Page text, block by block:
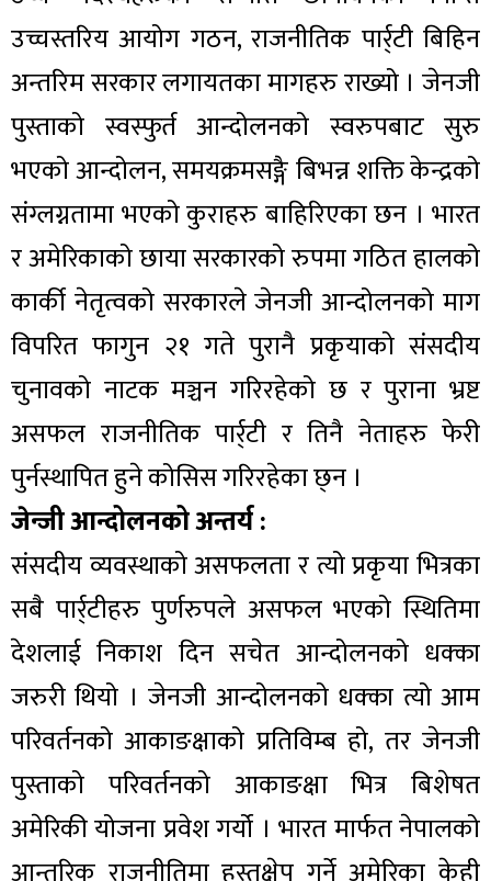
उच्चस्तरिय आयोग गठन, राजनीतिक पार्र्टी बिहिन
अन्तरिम सरकार लगायतका मागहरु राख्यो । जेनजी
पुस्ताको स्वस्फुर्त आन्दोलनको स्वरुपबाट सुरु
भएको आन्दोलन, समयक्रमसङ्गै बिभन्न शक्ति केन्द्रको
संग्लग्नतामा भएको कुराहरु बाहिरिएका छन । भारत
र अमेरिकाको छाया सरकारको रुपमा गठित हालको
कार्की नेतृत्वको सरकारले जेनजी आन्दोलनको माग
विपरित फागुन २१ गते पुरानै प्रकृयाको संसदीय
चुनावको नाटक मञ्चन गरिरहेको छ र पुराना भ्रष्ट
असफल राजनीतिक पार्र्टी र तिनै नेताहरु फेरी
पुर्नस्थापित हुने कोसिस गरिरहेका छ्न ।
जेन्जी आन्दोलनको अन्तर्य :
संसदीय व्यवस्थाको असफलता र त्यो प्रकृया भित्रका
सबै पार्र्टीहरु पुर्णरुपले असफल भएको स्थितिमा
देशलाई निकाश दिन सचेत आन्दोलनको धक्का
जरुरी थियो । जेनजी आन्दोलनको धक्का त्यो आम
परिवर्तनको आकाङक्षाको प्रतिविम्ब हो, तर जेनजी
पुस्ताको परिवर्तनको आकाङक्षा भित्र बिशेषत
अमेरिकी योजना प्रवेश गर्यो । भारत मार्फत नेपालको